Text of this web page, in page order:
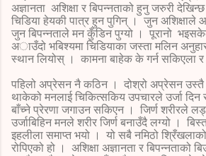
अज्ञानता अशिक्षा र बिपन्नताको हुनु जरुरी
चिडिया हेयकी पात्र हुन पुगिन् । जुन अशिक्षाले
जुन बिपन्नताले मन कुँडिन पुग्यो । पूरानो
अाउँदो भबिश्यमा चिडियाका जस्ता मलिन
स्थान लियोस् । कामना बाहेक के गर्न सकिएला र
पहिलो अप्रेसन नै कठिन । दोश्रो अप्रेसन उस्तै
थाकेको मनलाई चिकित्सकिय उपचारले उर्जा
बाँच्ने प्रेरणा जगाउन सकिएन । जिर्ण शरीरले
उर्जाबिहिन मनले शरीर जिर्ण बनाउँदै लग्यो ।
इहलीला समाप्त भयो । यो सबै नमिठो
रोपिएको हो । अशिक्षा अज्ञानता र बिपन्नताको